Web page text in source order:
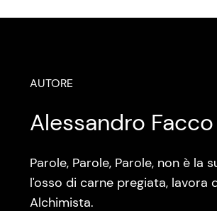
AUTORE
Alessandro Facco
Parole, Parole, Parole, non è la
l'osso di carne pregiata, lavora
Alchimista.